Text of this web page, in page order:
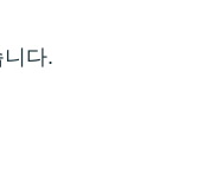
다.